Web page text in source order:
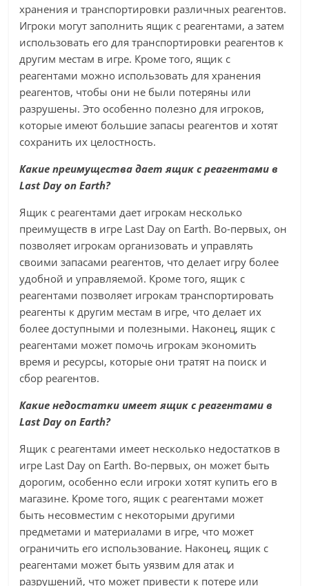
хранения и транспортировки различных реагентов.
Игроки могут заполнить ящик с реагентами, а затем
использовать его для транспортировки реагентов к
другим местам в игре. Кроме того, ящик с
реагентами можно использовать для хранения
реагентов, чтобы они не были потеряны или
разрушены. Это особенно полезно для игроков,
которые имеют большие запасы реагентов и хотят
сохранить их целостность.
Какие преимущества дает ящик с реагентами в
Last Day on Earth?
Ящик с реагентами дает игрокам несколько
преимуществ в игре Last Day on Earth. Во-первых, он
позволяет игрокам организовать и управлять
своими запасами реагентов, что делает игру более
удобной и управляемой. Кроме того, ящик с
реагентами позволяет игрокам транспортировать
реагенты к другим местам в игре, что делает их
более доступными и полезными. Наконец, ящик с
реагентами может помочь игрокам экономить
время и ресурсы, которые они тратят на поиск и
сбор реагентов.
Какие недостатки имеет ящик с реагентами в
Last Day on Earth?
Ящик с реагентами имеет несколько недостатков в
игре Last Day on Earth. Во-первых, он может быть
дорогим, особенно если игроки хотят купить его в
магазине. Кроме того, ящик с реагентами может
быть несовместим с некоторыми другими
предметами и материалами в игре, что может
ограничить его использование. Наконец, ящик с
реагентами может быть уязвим для атак и
разрушений, что может привести к потере или